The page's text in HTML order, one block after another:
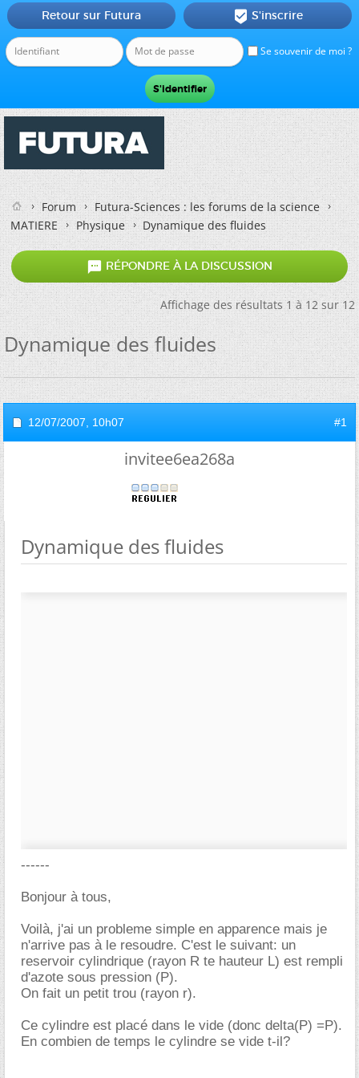
Se souvenir de moi ?
Retour sur Futura  S'inscrire
Forum
Futura-Sciences : les forums de la science
MATIERE
Physique Dynamique des fluides
 RÉPONDRE À LA DISCUSSION
Affichage des résultats 1 à 12 sur 12
Dynamique des fluides
12/07/2007, 10h07 #1
invitee6ea268a
Dynamique des fluides
------
Bonjour à tous,
Voilà, j'ai un probleme simple en apparence mais je
n'arrive pas à le resoudre. C'est le suivant: un
reservoir cylindrique (rayon R te hauteur L) est rempli
d'azote sous pression (P).
On fait un petit trou (rayon r).
Ce cylindre est placé dans le vide (donc delta(P) =P).
En combien de temps le cylindre se vide t-il?